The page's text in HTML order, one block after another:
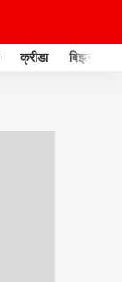
क्रीडा बिझनेस